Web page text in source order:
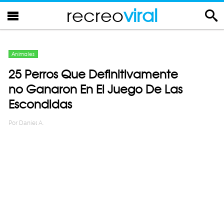
recreoviral
Animales
25 Perros Que Definitivamente
no Ganaron En El Juego De Las
Escondidas
Por Daniel A.